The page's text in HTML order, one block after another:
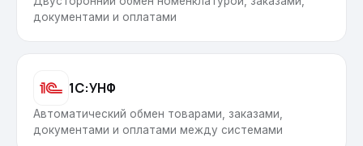
документами и оплатами
1С:УНФ
Автоматический обмен товарами, заказами,
документами и оплатами между системами